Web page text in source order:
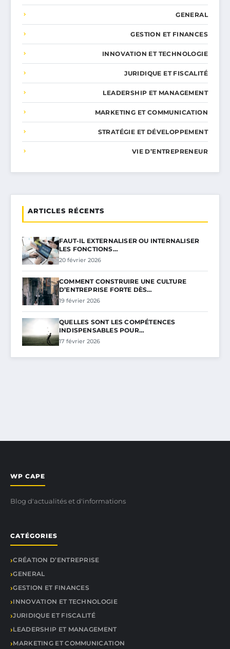
GENERAL
GESTION ET FINANCES
INNOVATION ET TECHNOLOGIE
JURIDIQUE ET FISCALITÉ
LEADERSHIP ET MANAGEMENT
MARKETING ET COMMUNICATION
STRATÉGIE ET DÉVELOPPEMENT
VIE D’ENTREPRENEUR
ARTICLES RÉCENTS
FAUT-IL EXTERNALISER OU INTERNALISER
LES FONCTIONS…
20 février 2026
COMMENT CONSTRUIRE UNE CULTURE
D’ENTREPRISE FORTE DÈS…
19 février 2026
QUELLES SONT LES COMPÉTENCES
INDISPENSABLES POUR…
17 février 2026
WP CAPE
Blog d'actualités et d'informations
CATÉGORIES
CRÉATION D’ENTREPRISE
GENERAL
GESTION ET FINANCES
INNOVATION ET TECHNOLOGIE
JURIDIQUE ET FISCALITÉ
LEADERSHIP ET MANAGEMENT
MARKETING ET COMMUNICATION